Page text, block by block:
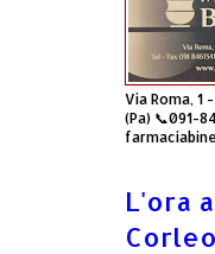
Via Roma, 1
(Pa) 📞091-
L'ora a